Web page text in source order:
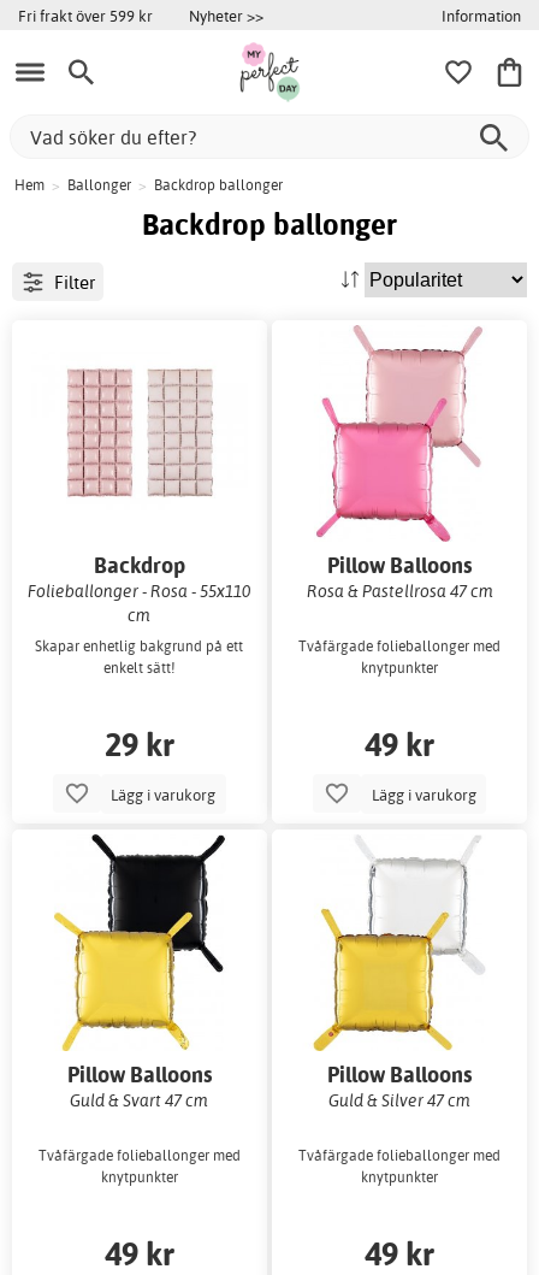
Fri frakt över 599 kr Nyheter >> Information
Hem > Ballonger > Backdrop ballonger
Backdrop ballonger
Filter
Backdrop
Folieballonger - Rosa - 55x110
cm
Skapar enhetlig bakgrund på ett
enkelt sätt!
29 kr
Lägg i varukorg
Pillow Balloons
Rosa & Pastellrosa 47 cm
Tvåfärgade folieballonger med
knytpunkter
49 kr
Lägg i varukorg
Pillow Balloons
Guld & Svart 47 cm
Tvåfärgade folieballonger med
knytpunkter
49 kr
Pillow Balloons
Guld & Silver 47 cm
Tvåfärgade folieballonger med
knytpunkter
49 kr